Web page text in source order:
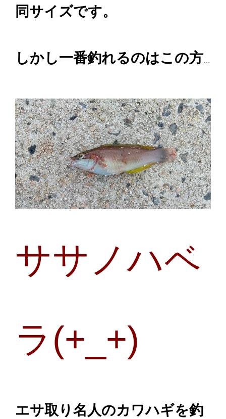
同サイズです。
しかし一番釣れるのはこの方
ササノハベ
ラ(+_+)
エサ取り名人のカワハギを釣